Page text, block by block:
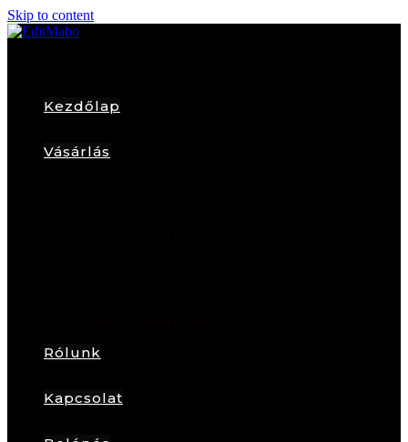
Skip to content
Kezdőlap
Vásárlás
Rólunk
Kapcsolat